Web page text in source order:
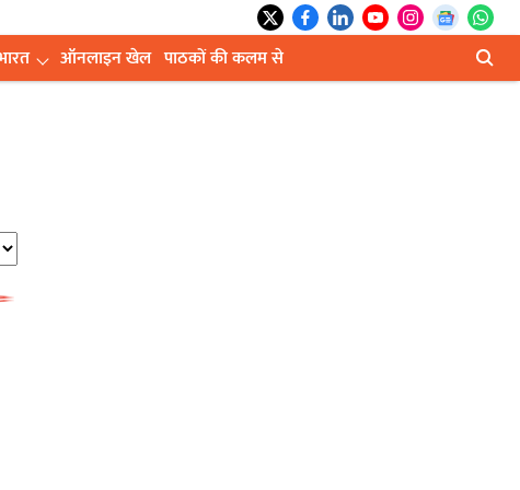
ऑनलाइन खेल पाठकों की कलम से